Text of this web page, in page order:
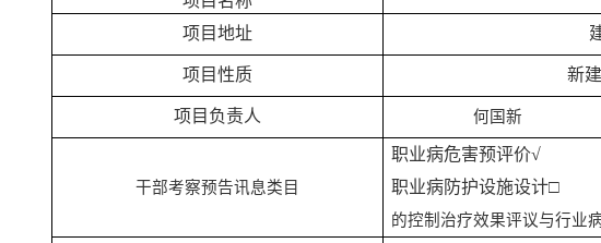
项目地址
项目性质 新
项目负责人 何国新
干部考察预告讯息类目
职业病危害预评价√
职业病防护设施设计□
的控制治疗效果评议与行业